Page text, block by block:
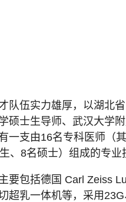
队伍实力雄厚，以湖北
硕士生导师、武汉大学
一支由16名专科医师（
、8名硕士）组成的专业
要包括德国 Carl Zeiss
超乳一体机等，采用